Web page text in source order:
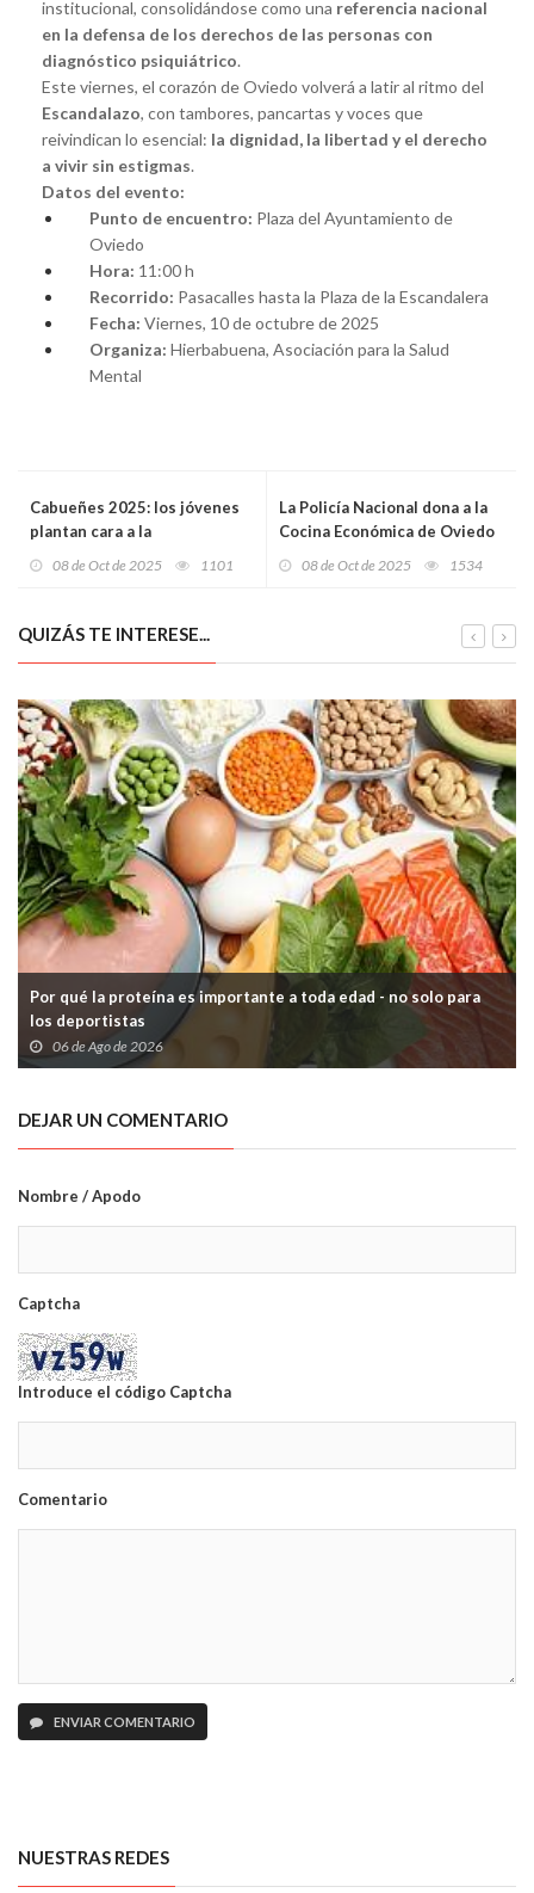
institucional, consolidándose como una referencia nacional
en la defensa de los derechos de las personas con
diagnóstico psiquiátrico.
Este viernes, el corazón de Oviedo volverá a latir al ritmo del
Escandalazo, con tambores, pancartas y voces que
reivindican lo esencial: la dignidad, la libertad y el derecho
a vivir sin estigmas.
Datos del evento:
Punto de encuentro: Plaza del Ayuntamiento de
Oviedo
Hora: 11:00 h
Recorrido: Pasacalles hasta la Plaza de la Escandalera
Fecha: Viernes, 10 de octubre de 2025
Organiza: Hierbabuena, Asociación para la Salud
Mental
Cabueñes 2025: los jóvenes
plantan cara a la
08 de Oct de 2025 1101
La Policía Nacional dona a la
Cocina Económica de Oviedo
08 de Oct de 2025 1534
QUIZÁS TE INTERESE...
Por qué la proteína es importante a toda edad - no solo para
los deportistas
06 de Ago de 2026
DEJAR UN COMENTARIO
Nombre / Apodo
Captcha
Introduce el código Captcha
Comentario
ENVIAR COMENTARIO
NUESTRAS REDES